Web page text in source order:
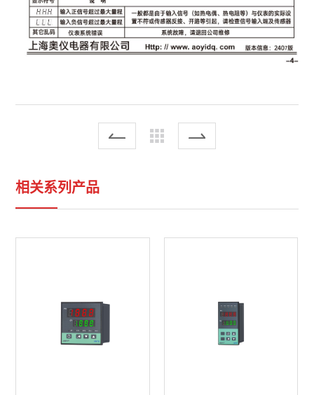
相关系列产品